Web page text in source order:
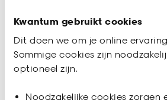
Kwantum gebruikt cookies
Dit doen we om je online
Sommige cookies zijn
optioneel zijn.
Noodzakelijke cookies zorgen
Eikenhouten plint van MDF. Lengte:
Productspecificaties